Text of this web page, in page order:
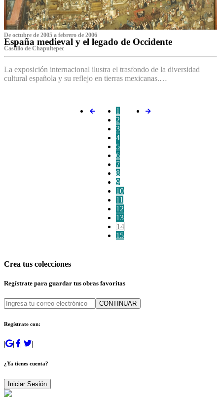
De octubre de 2005 a febrero de 2006
España medieval y el legado de Occidente
Castillo de Chapultepec
La exposición internacional ilustra el trasfondo de la diversidad
cultural española y su reflejo en tierras mexicanas.…
1
2
3
4
5
6
7
8
9
10
11
12
13
14
15
Crea tus colecciones
Regístrate para guardar tus obras favoritas
CONTINUAR
Regístrate con:
| | | |
¿Ya tienes cuenta?
Iniciar Sesión